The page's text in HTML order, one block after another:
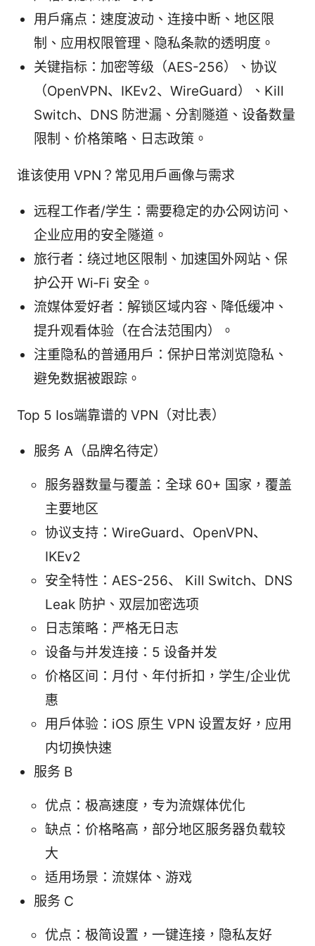
用户痛点：速度波动、连接中断、地区限
制、应用权限管理、隐私条款的透明度。
关键指标：加密等级（AES-256）、协议
（OpenVPN、IKEv2、WireGuard）、Kill
Switch、DNS 防泄漏、分割隧道、设备数量
限制、价格策略、日志政策。
谁该使用 VPN？常见用户画像与需求
远程工作者/学生：需要稳定的办公网访问、
企业应用的安全隧道。
旅行者：绕过地区限制、加速国外网站、保
护公开 Wi‑Fi 安全。
流媒体爱好者：解锁区域内容、降低缓冲、
提升观看体验（在合法范围内）。
注重隐私的普通用户：保护日常浏览隐私、
避免数据被跟踪。
Top 5 Ios端靠谱的 VPN（对比表）
服务 A（品牌名待定）
服务器数量与覆盖：全球 60+ 国家，覆盖
主要地区
协议支持：WireGuard、OpenVPN、
IKEv2
安全特性：AES-256、 Kill Switch、DNS
Leak 防护、双层加密选项
日志策略：严格无日志
设备与并发连接：5 设备并发
价格区间：月付、年付折扣，学生/企业优
惠
用户体验：iOS 原生 VPN 设置友好，应用
内切换快速
服务 B
优点：极高速度，专为流媒体优化
缺点：价格略高，部分地区服务器负载较
大
适用场景：流媒体、游戏
服务 C
优点：极简设置，一键连接，隐私友好